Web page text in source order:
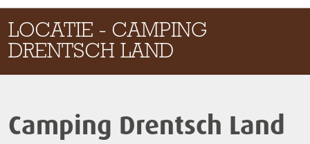
LOCATIE - CAMPING
DRENTSCH LAND
Camping Drentsch Land